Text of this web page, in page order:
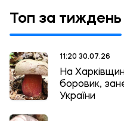
Топ за тиждень
11:20 30.07.26
На
боровик,
України